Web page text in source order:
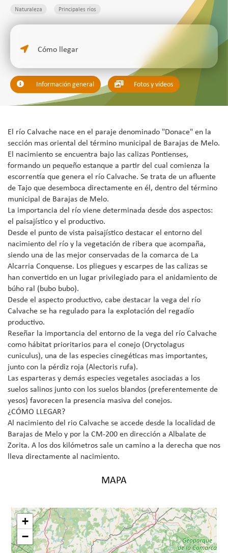
Naturaleza Principales ríos
Cómo llegar
Información general Fotos y vídeos
El río Calvache nace en el paraje denominado "Donace" en la
sección mas oriental del término municipal de Barajas de Melo.
El nacimiento se encuentra bajo las calizas Pontienses,
formando un pequeño estanque a partir del cual comienza la
escorrentía que genera el río Calvache. Se trata de un afluente
de Tajo que desemboca directamente en él, dentro del término
municipal de Barajas de Melo.
La importancia del río viene determinada desde dos aspectos:
el paisajístico y el productivo.
Desde el punto de vista paisajístico destacar el entorno del
nacimiento del río y la vegetación de ribera que acompaña,
siendo una de las mejor conservadas de la comarca de La
Alcarria Conquense. Los pliegues y escarpes de las calizas se
han convertido en un lugar privilegiado para el anidamiento de
búho ral (bubo bubo).
Desde el aspecto productivo, cabe destacar la vega del río
Calvache se ha regulado para la explotación del regadío
productivo.
Reseñar la importancia del entorno de la vega del río Calvache
como hábitat prioritarios para el conejo (Oryctolagus
cuniculus), una de las especies cinegéticas mas importantes,
junto con la pérdiz roja (Alectoris rufa).
Las esparteras y demás especies vegetales asociadas a los
suelos salinos junto con los suelos blandos (preferentemente de
yesos) favorecen la presencia masiva del conejos.
¿CÓMO LLEGAR?
Al nacimiento del rio Calvache se accede desde la localidad de
Barajas de Melo y por la CM-200 en dirección a Albalate de
Zorita. A los dos kilómetros sale un camino a la derecha que nos
lleva directamente al nacimiento.
MAPA
+
−